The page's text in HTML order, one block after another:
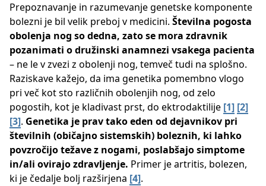
Prepoznavanje in razumevanje genetske komponente
bolezni je bil velik preboj v medicini. Številna pogosta
obolenja nog so dedna, zato se mora zdravnik
pozanimati o družinski anamnezi vsakega pacienta
– ne le v zvezi z obolenji nog, temveč tudi na splošno.
Raziskave kažejo, da ima genetika pomembno vlogo
pri več kot sto različnih obolenjih nog, od zelo
pogostih, kot je kladivast prst, do ektrodaktilije [1] [2]
[3]​. Genetika je prav tako eden od dejavnikov pri
številnih (običajno sistemskih) boleznih, ki lahko
povzročijo težave z nogami, poslabšajo simptome
in/ali ovirajo zdravljenje. Primer je artritis, bolezen,
ki je čedalje bolj razširjena ​ [4]​.